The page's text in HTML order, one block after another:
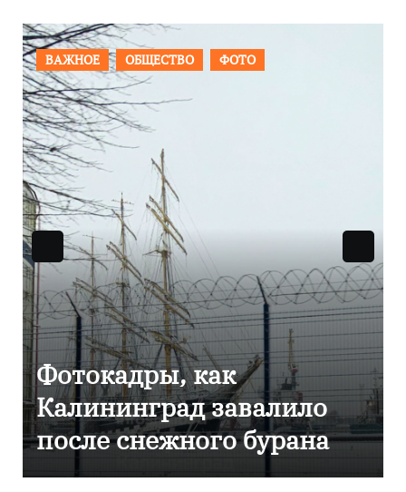
ПРОИСШЕСТВИЯ ФОТО
Фоторепортаж как в
Калининграде
эвакуировали ТЦ из-за
сообщения о